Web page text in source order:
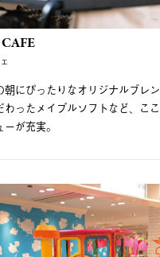
朝にぴったりなオリジナルブレン
わったメイプルソフトなど、こ
が充実。